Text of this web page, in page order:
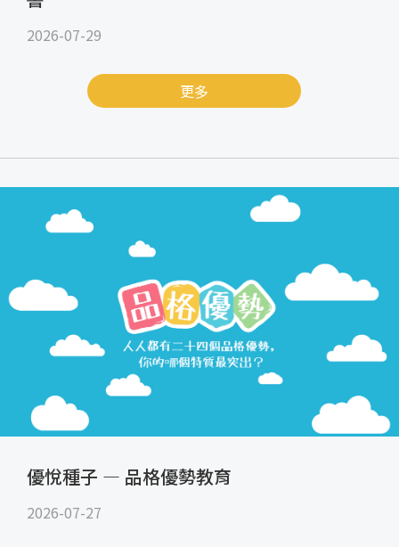
2026-07-29
更多
優悅種子 — 品格優勢教育
2026-07-27